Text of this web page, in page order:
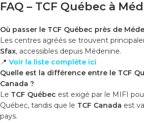
FAQ – TCF Québec à
Où passer le TCF Québec près de
Les centres agréés se trouvent
Sfax, accessibles depuis Médenine.
📍 Voir la liste complète ici
Quelle est la différence entre le TCF
Canada ?
Le TCF Québec est exigé par le MIFI
Québec, tandis que le TCF Canada est
pays.